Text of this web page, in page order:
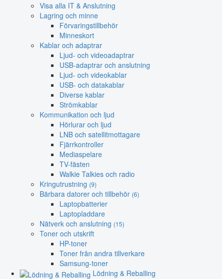
Visa alla IT & Anslutning
Lagring och minne
Förvaringstillbehör
Minneskort
Kablar och adaptrar
Ljud- och videoadaptrar
USB-adaptrar och anslutning
Ljud- och videokablar
USB- och datakablar
Diverse kablar
Strömkablar
Kommunikation och ljud
Hörlurar och ljud
LNB och satellitmottagare
Fjärrkontroller
Mediaspelare
TV-fästen
Walkie Talkies och radio
Kringutrustning (9)
Bärbara datorer och tillbehör (6)
Laptopbatterier
Laptopladdare
Nätverk och anslutning (15)
Toner och utskrift
HP-toner
Toner från andra tillverkare
Samsung-toner
Lödning & Reballing